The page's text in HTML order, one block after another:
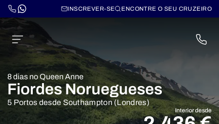
INSCREVER-SE ENCONTRE O SEU CRUZEIRO
8 dias no Queen Anne
Fiordes Noruegueses
5 Portos desde Southampton (Londres)
Interior desde